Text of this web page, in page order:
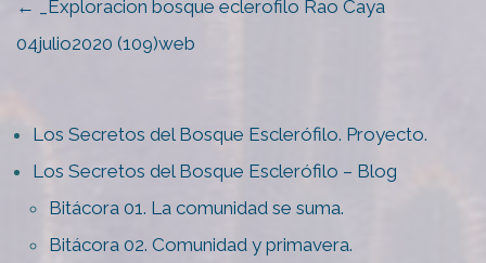
NAVIGATION
←
_Exploracion bosque eclerofilo Rao Caya
04julio2020 (109)web
Los Secretos del Bosque Esclerófilo. Proyecto.
Los Secretos del Bosque Esclerófilo – Blog
Bitácora 01. La comunidad se suma.
Bitácora 02. Comunidad y primavera.